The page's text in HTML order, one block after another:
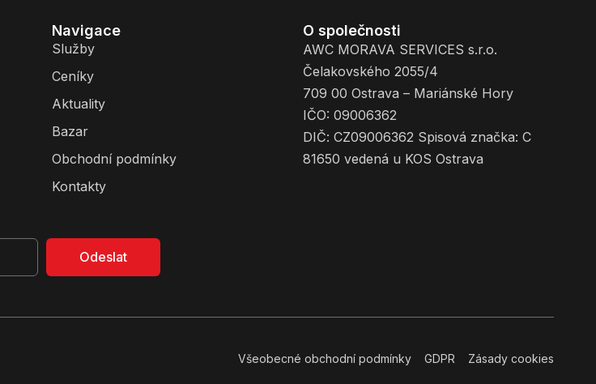
Navigace
Služby
Ceníky
Aktuality
Bazar
Obchodní podmínky
Kontakty
O společnosti
AWC MORAVA SERVICES s.r.o.
Čelakovského 2055/4
709 00 Ostrava – Mariánské Hory
IČO: 09006362
DIČ: CZ09006362 Spisová značka: C
81650 vedená u KOS Ostrava
Odeslat
Všeobecné obchodní podmínky GDPR Zásady cookies